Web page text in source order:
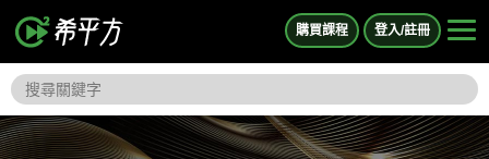
購買課程 登入/註冊